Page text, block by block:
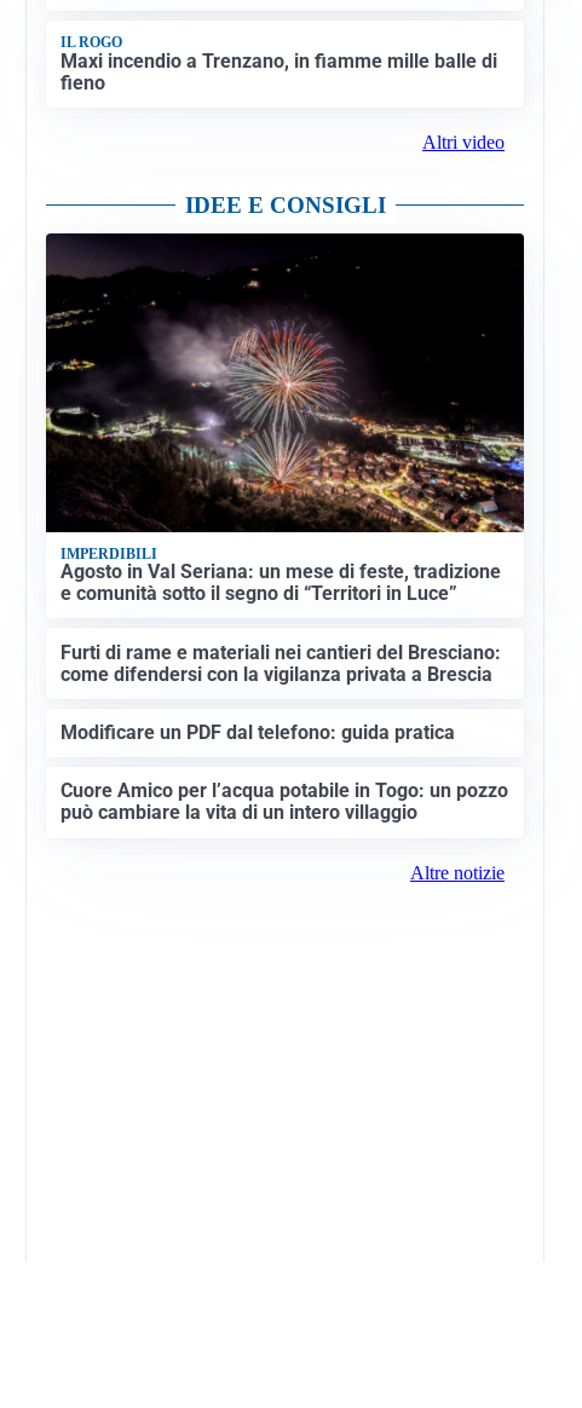
IL ROGO
Maxi incendio a Trenzano, in fiamme mille balle di
fieno
Altri video
IDEE E CONSIGLI
IMPERDIBILI
Agosto in Val Seriana: un mese di feste, tradizione
e comunità sotto il segno di “Territori in Luce”
Furti di rame e materiali nei cantieri del Bresciano:
come difendersi con la vigilanza privata a Brescia
Modificare un PDF dal telefono: guida pratica
Cuore Amico per l’acqua potabile in Togo: un pozzo
può cambiare la vita di un intero villaggio
Altre notizie